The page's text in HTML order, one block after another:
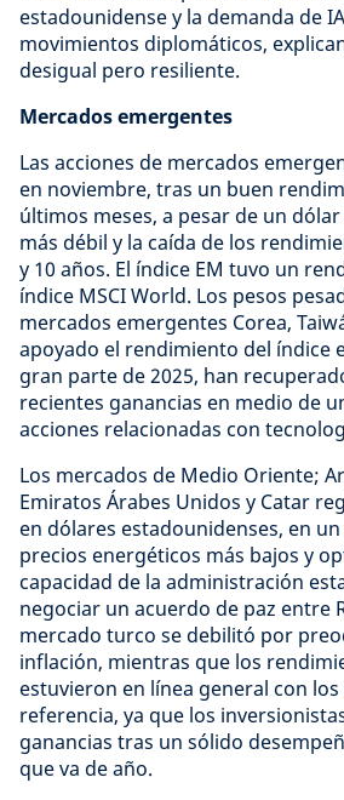
estadounidense y la demanda de
movimientos diplomáticos,
desigual pero resiliente.
Mercados emergentes
Las acciones de mercados
en noviembre, tras un buen
últimos meses, a pesar de un
más débil y la caída de los
y 10 años. El índice EM tuvo un
índice MSCI World. Los pesos
mercados emergentes Corea,
apoyado el rendimiento del índice
gran parte de 2025, han
recientes ganancias en medio de
acciones relacionadas con
Los mercados de Medio Oriente;
Emiratos Árabes Unidos y Catar
en dólares estadounidenses, en
precios energéticos más bajos y
capacidad de la administración
negociar un acuerdo de paz entre
mercado turco se debilitó por
inflación, mientras que los
estuvieron en línea general con
referencia, ya que los
ganancias tras un sólido
que va de año.